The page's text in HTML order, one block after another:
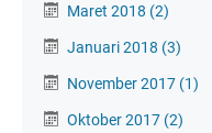
Maret 2018 (2)
Januari 2018 (3)
November 2017 (1)
Oktober 2017 (2)